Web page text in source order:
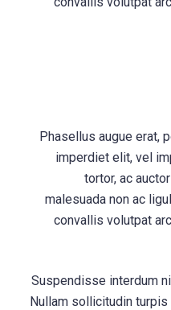
Phasellus augue erat,
imperdiet elit, vel
tortor, ac
malesuada non ac
convallis volutpat
Suspendisse interdum
Nullam sollicitudin